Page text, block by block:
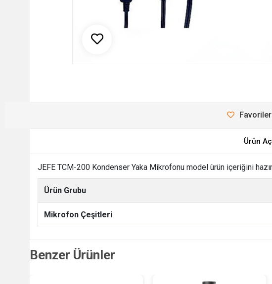
Ürün
JEFE TCM-200 Kondenser Yaka Mikrofonu model ürün içeriğini
Ürün Grubu
Mikrofon Çeşitleri
Benzer Ürünler